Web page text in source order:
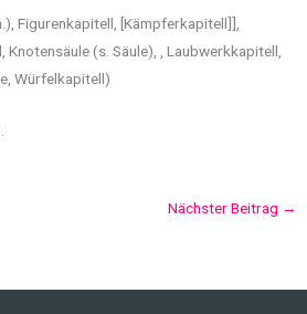
Figurenkapitell, [Kämpferkapitell]],
(s. Säule), , Laubwerkkapitell,
Würfelkapitell)
Nächster Beitrag →